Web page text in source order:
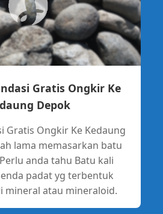
Gratis Ongkir Ke
Depok
Gratis Ongkir Ke Kedaung
lama memasarkan batu
anda tahu Batu kali
padat yg terbentuk
mineral atau mineraloid.